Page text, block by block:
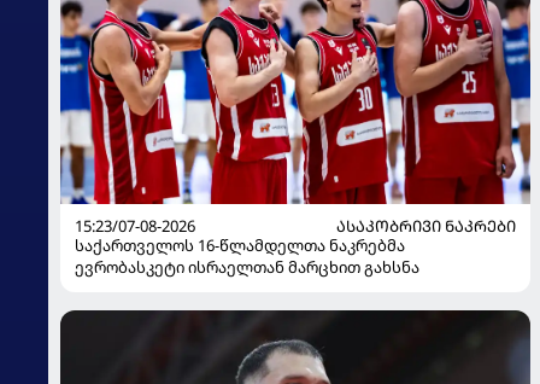
15:23/07-08-2026
ᲐᲡᲐᲙᲝᲑᲠᲘᲕᲘ ᲜᲐᲙᲠᲔᲑᲘ
საქართველოს 16-წლამდელთა ნაკრებმა
ევრობასკეტი ისრაელთან მარცხით გახსნა